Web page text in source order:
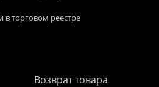
в торговом реестре
Возврат товара